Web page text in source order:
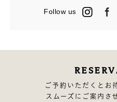
Follow us
ご予約いただくとお
スムーズにご案内さ